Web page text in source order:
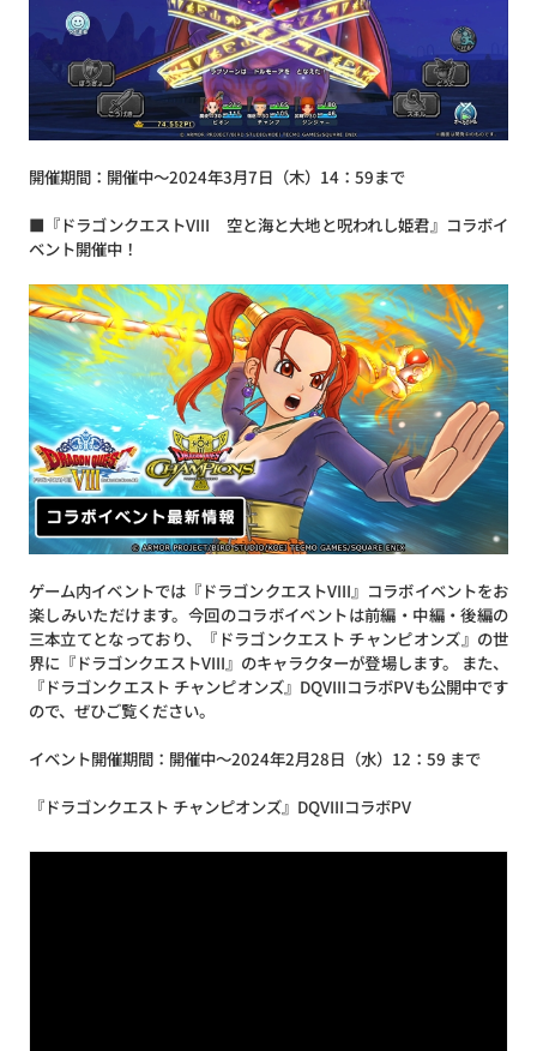
開催期間：開催中～2024年3月7日（木）14：59まで
■『ドラゴンクエストVIII 空と海と大地と呪われし姫君』コラボイ
ベント開催中！
ゲーム内イベントでは『ドラゴンクエストVIII』コラボイベントをお
楽しみいただけます。今回のコラボイベントは前編・中編・後編の
三本立てとなっており、『ドラゴンクエスト チャンピオンズ』の世
界に『ドラゴンクエストVIII』のキャラクターが登場します。 また、
『ドラゴンクエスト チャンピオンズ』DQVIIIコラボPVも公開中です
ので、ぜひご覧ください。
イベント開催期間：開催中～2024年2月28日（水）12：59 まで
『ドラゴンクエスト チャンピオンズ』DQVIIIコラボPV